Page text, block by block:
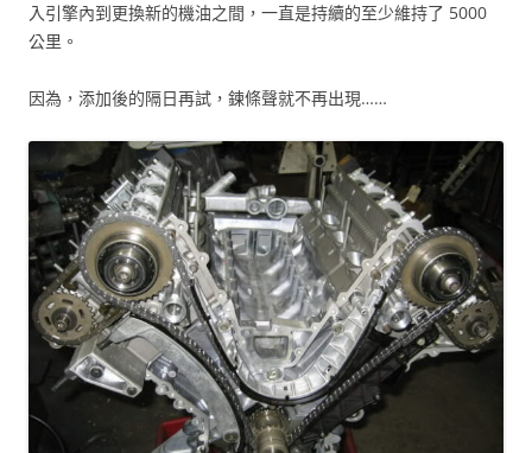
入引擎內到更換新的機油之間，一直是持續的至少維持了 5000
公里。
因為，添加後的隔日再試，鍊條聲就不再出現……